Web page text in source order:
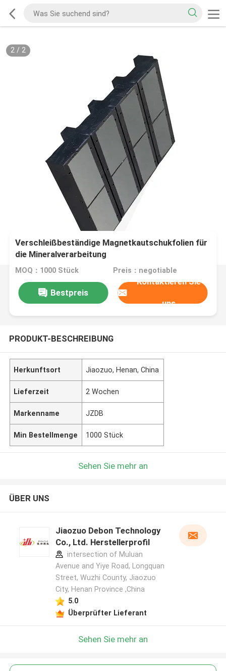
2/ 2
Verschleißbeständige Magnetkautschukfolien für
die Mineralverarbeitung
MOQ：1000 Stück Preis：negotiable
Bestpreis
Kontaktieren Sie
uns
PRODUKT-BESCHREIBUNG
Herkunftsort Jiaozuo, Henan, China
Lieferzeit 2 Wochen
Markenname JZDB
Min Bestellmenge 1000 Stück
Sehen Sie mehr an
ÜBER UNS
Jiaozuo Debon Technology
Co., Ltd. Herstellerprofil
intersection of Muluan
Avenue and Yiye Road, Longquan
Street, Wuzhi County, Jiaozuo
City, Henan Province ,China
5.0
Überprüfter Lieferant
Sehen Sie mehr an